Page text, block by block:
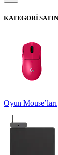
KATEGORİ
Oyun Mouse’ları